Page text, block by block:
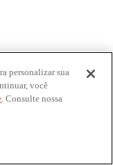
personalizar sua
você
. Consulte nossa